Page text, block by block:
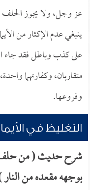
عز وجل، ولا يجوز الحلف
ينبغي عدم الإكثار من
على كذب وباطل فقد جاء
متقاربان، وكفارتهما
وفروعها.
التغليظ في
شرح حديث ( من حلف
بوجهه مقعده من